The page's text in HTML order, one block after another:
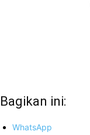
Bagikan ini:
WhatsApp